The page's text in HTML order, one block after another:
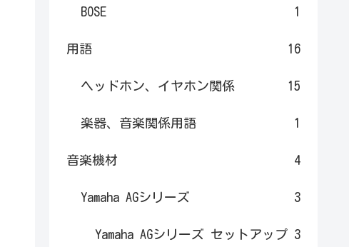
BOSE 1
用語 16
ヘッドホン、イヤホン関係 15
楽器、音楽関係用語 1
音楽機材 4
Yamaha AGシリーズ 3
Yamaha AGシリーズ セットアップ 3